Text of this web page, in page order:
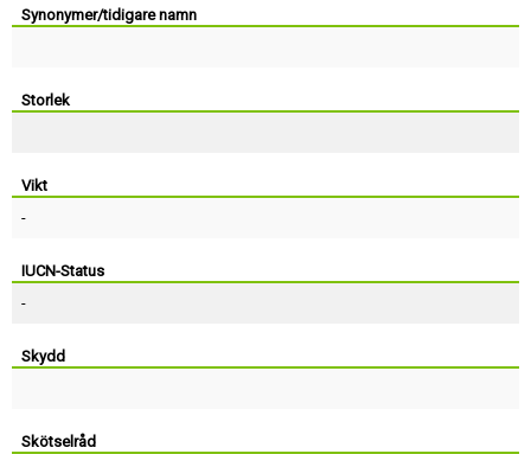
Synonymer/tidigare namn
Storlek
Vikt
-
IUCN-Status
-
Skydd
Skötselråd